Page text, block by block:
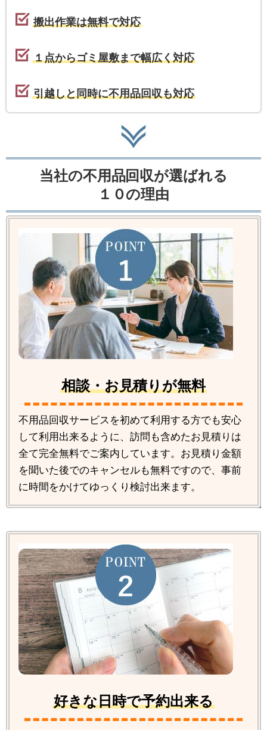
搬出作業は無料で対応
１点からゴミ屋敷まで幅広く対応
引越しと同時に不用品回収も対応
当社の不用品回収が選ばれる
１０の理由
相談・お見積りが無料
不用品回収サービスを初めて利用する方でも安心
して利用出来るように、訪問も含めたお見積りは
全て完全無料でご案内しています。お見積り金額
を聞いた後でのキャンセルも無料ですので、事前
に時間をかけてゆっくり検討出来ます。
好きな日時で予約出来る